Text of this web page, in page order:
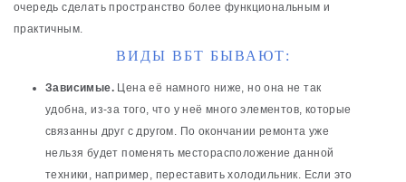
очередь сделать пространство более функциональным и
практичным.
ВИДЫ ВБТ БЫВАЮТ:
Зависимые. Цена её намного ниже, но она не так
удобна, из-за того, что у неё много элементов, которые
связанны друг с другом. По окончании ремонта уже
нельзя будет поменять месторасположение данной
техники, например, переставить холодильник. Если это